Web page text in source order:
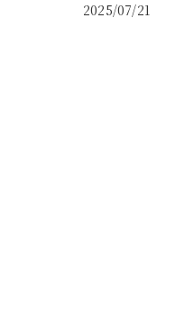
2025/07/21